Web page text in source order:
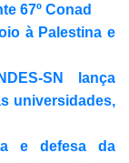
67º Conad
à Palestina e
SN lança
universidades,
e defesa da